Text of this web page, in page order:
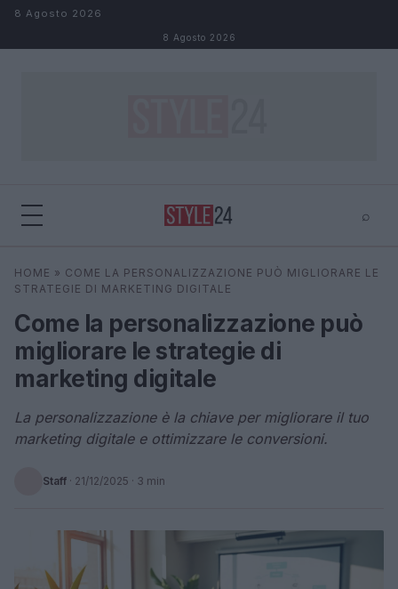
Salta al contenuto
8 Agosto 2026
8 Agosto 2026
⌕
Cerca ⌕ ×
HOME » COME LA PERSONALIZZAZIONE PUÒ MIGLIORARE LE
STRATEGIE DI MARKETING DIGITALE
Come la personalizzazione può
migliorare le strategie di
marketing digitale
La personalizzazione è la chiave per migliorare il tuo
marketing digitale e ottimizzare le conversioni.
Staff · 21/12/2025 · 3 min